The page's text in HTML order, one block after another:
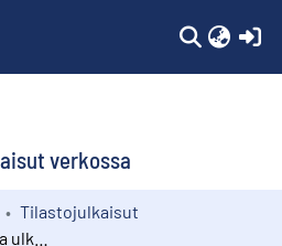
verkossa
Tilastojulkaisut